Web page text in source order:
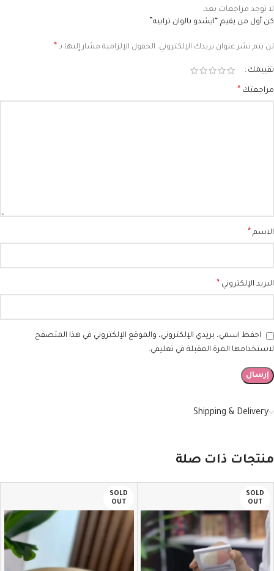
لا توجد مراجعات بعد.
كن أول من يقيم “ايشدو بالوان ترابيه”
لن يتم نشر عنوان بريدك الإلكتروني. الحقول الإلزامية مشار إليها بـ *
تقييمك
مراجعتك *
الاسم *
البريد الإلكتروني *
احفظ اسمي، بريدي الإلكتروني، والموقع الإلكتروني في هذا المتصفح
لاستخدامها المرة المقبلة في تعليقي.
Shipping & Delivery
منتجات ذات صلة
SOLD
OUT
SOLD
OUT